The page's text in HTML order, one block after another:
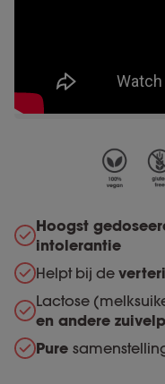
Hoogst
intolerantie
Helpt bij de
Lactose
en andere
Pure